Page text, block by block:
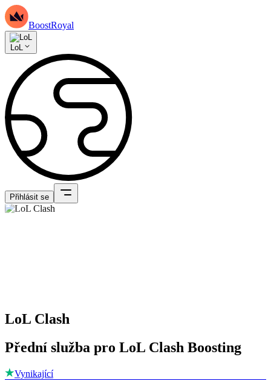
BoostRoyal
LoL
Přihlásit se
LoL Clash
Přední služba pro LoL Clash Boosting
Vynikající